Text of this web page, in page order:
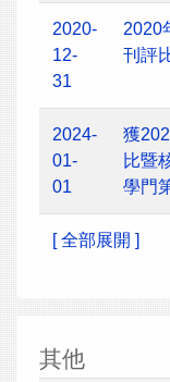
2020-
12-
31
2020
刊評
2024-
01-
01
獲
比暨
學門
[ 全部展開 ]
其他